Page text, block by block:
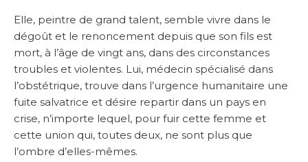
Elle, peintre de grand talent, semble vivre dans le
dégoût et le renoncement depuis que son fils est
mort, à l’âge de vingt ans, dans des circonstances
troubles et violentes. Lui, médecin spécialisé dans
l’obstétrique, trouve dans l’urgence humanitaire une
fuite salvatrice et désire repartir dans un pays en
crise, n’importe lequel, pour fuir cette femme et
cette union qui, toutes deux, ne sont plus que
l’ombre d’elles-mêmes.